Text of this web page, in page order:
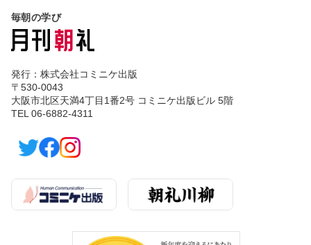
毎朝の学び
発行：株式会社コミニケ出版
〒530-0043
大阪市北区天満4丁目1番2号 コミニケ出版ビル 5階
TEL 06-6882-4311